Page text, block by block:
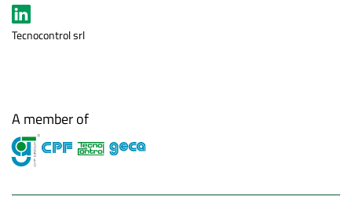
Tecnocontrol srl
A member of